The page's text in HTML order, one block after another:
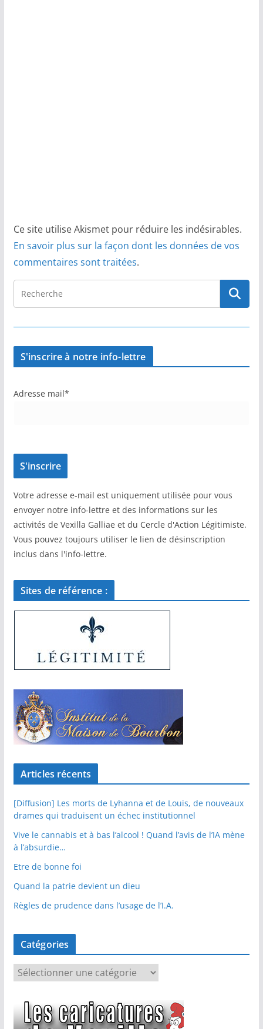
Ce site utilise Akismet pour réduire les indésirables.
En savoir plus sur la façon dont les données de vos
commentaires sont traitées.
S'inscrire à notre info-lettre
Adresse mail*
Votre adresse e-mail est uniquement utilisée pour vous
envoyer notre info-lettre et des informations sur les
activités de Vexilla Galliae et du Cercle d'Action Légitimiste.
Vous pouvez toujours utiliser le lien de désinscription
inclus dans l'info-lettre.
Sites de référence :
Articles récents
[Diffusion] Les morts de Lyhanna et de Louis, de nouveaux
drames qui traduisent un échec institutionnel
Vive le cannabis et à bas l’alcool ! Quand l’avis de l’IA mène
à l’absurdie…
Etre de bonne foi
Quand la patrie devient un dieu
Règles de prudence dans l’usage de l’I.A.
Catégories
a
é